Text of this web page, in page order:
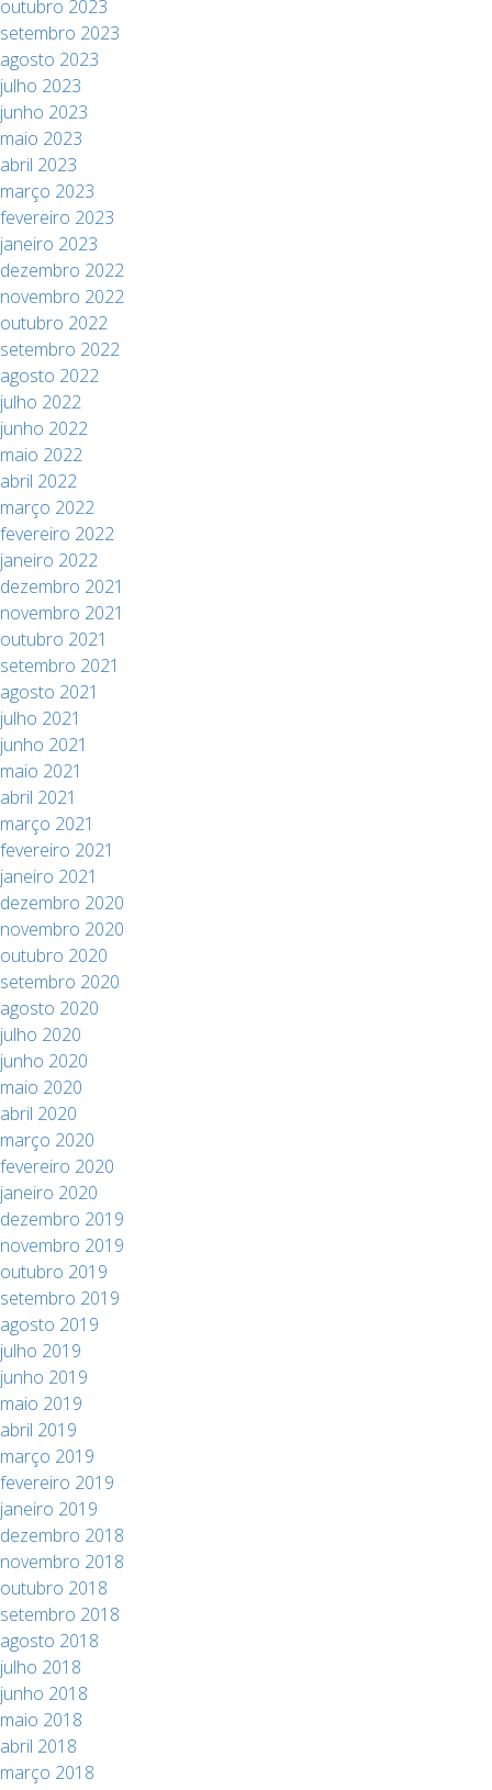
outubro 2023
setembro 2023
agosto 2023
julho 2023
junho 2023
maio 2023
abril 2023
março 2023
fevereiro 2023
janeiro 2023
dezembro 2022
novembro 2022
outubro 2022
setembro 2022
agosto 2022
julho 2022
junho 2022
maio 2022
abril 2022
março 2022
fevereiro 2022
janeiro 2022
dezembro 2021
novembro 2021
outubro 2021
setembro 2021
agosto 2021
julho 2021
junho 2021
maio 2021
abril 2021
março 2021
fevereiro 2021
janeiro 2021
dezembro 2020
novembro 2020
outubro 2020
setembro 2020
agosto 2020
julho 2020
junho 2020
maio 2020
abril 2020
março 2020
fevereiro 2020
janeiro 2020
dezembro 2019
novembro 2019
outubro 2019
setembro 2019
agosto 2019
julho 2019
junho 2019
maio 2019
abril 2019
março 2019
fevereiro 2019
janeiro 2019
dezembro 2018
novembro 2018
outubro 2018
setembro 2018
agosto 2018
julho 2018
junho 2018
maio 2018
abril 2018
março 2018